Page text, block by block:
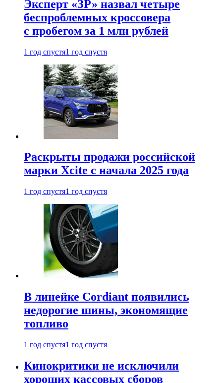
Эксперт «ЗР» назвал четыре
беспроблемных кроссовера
с пробегом за 1 млн рублей
1 год спустя1 год спустя
Раскрыты продажи российской
марки Xcite с начала 2025 года
1 год спустя1 год спустя
В линейке Cordiant появились
недорогие шины, экономящие
топливо
1 год спустя1 год спустя
Кинокритики не исключили
хороших кассовых сборов